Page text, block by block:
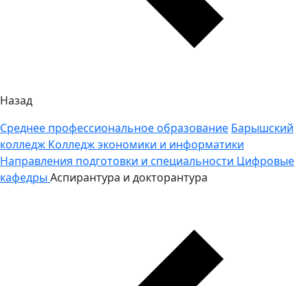
Назад
Среднее профессиональное образование Барышский
колледж Колледж экономики и информатики
Направления подготовки и специальности Цифровые
кафедры Аспирантура и докторантура